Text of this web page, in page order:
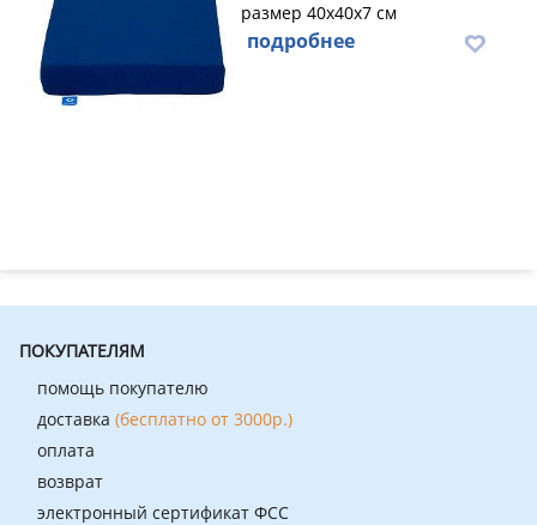
размер 40х40х7 см
подробнее
ПОКУПАТЕЛЯМ
помощь покупателю
доставка (бесплатно от 3000р.)
оплата
возврат
электронный сертификат ФСС